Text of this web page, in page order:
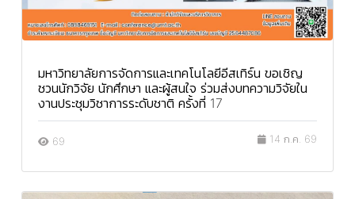
มหาวิทยาลัยการจัดการและเทคโนโลยีอีสเทิร์น ขอเชิญ
ชวนนักวิจัย นักศึกษา และผู้สนใจ ร่วมส่งบทความวิจัยใน
งานประชุมวิชาการระดับชาติ ครั้งที่ 17
69 14 ก.ค. 69